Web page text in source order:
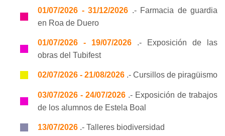
01/07/2026 - 31/12/2026 .- Farmacia de guardia
en Roa de Duero
01/07/2026 - 19/07/2026 .- Exposición de las
obras del Tubifest
02/07/2026 - 21/08/2026 .- Cursillos de piragüismo
03/07/2026 - 24/07/2026 .- Exposición de trabajos
de los alumnos de Estela Boal
13/07/2026 .- Talleres biodiversidad